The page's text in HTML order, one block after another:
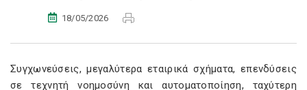
18/05/2026
Συγχωνεύσεις, μεγαλύτερα εταιρικά σχήματα, επενδύσεις
σε τεχνητή νοημοσύνη και αυτοματοποίηση, ταχύτερη